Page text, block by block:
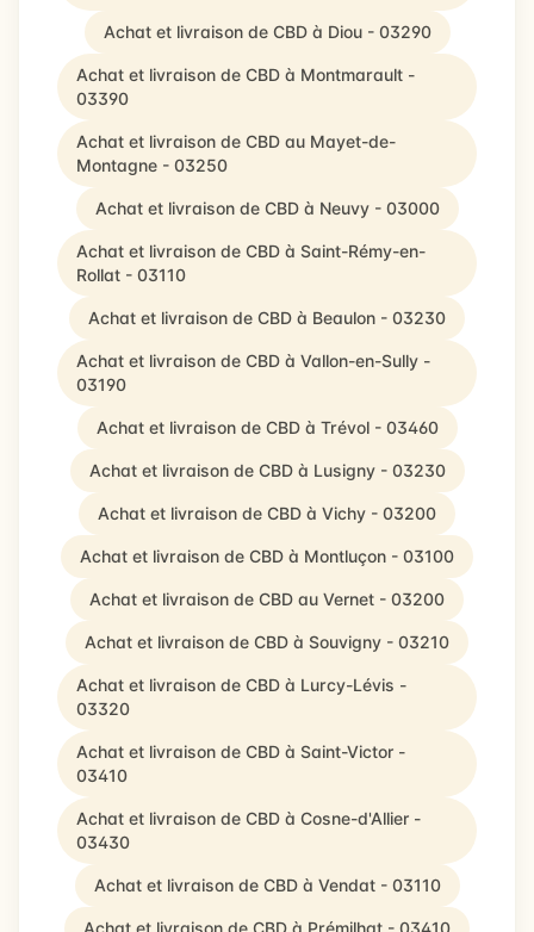
Achat et livraison de CBD à Diou - 03290
Achat et livraison de CBD à Montmarault -
03390
Achat et livraison de CBD au Mayet-de-
Montagne - 03250
Achat et livraison de CBD à Neuvy - 03000
Achat et livraison de CBD à Saint-Rémy-en-
Rollat - 03110
Achat et livraison de CBD à Beaulon - 03230
Achat et livraison de CBD à Vallon-en-Sully -
03190
Achat et livraison de CBD à Trévol - 03460
Achat et livraison de CBD à Lusigny - 03230
Achat et livraison de CBD à Vichy - 03200
Achat et livraison de CBD à Montluçon - 03100
Achat et livraison de CBD au Vernet - 03200
Achat et livraison de CBD à Souvigny - 03210
Achat et livraison de CBD à Lurcy-Lévis -
03320
Achat et livraison de CBD à Saint-Victor -
03410
Achat et livraison de CBD à Cosne-d'Allier -
03430
Achat et livraison de CBD à Vendat - 03110
Achat et livraison de CBD à Prémilhat - 03410